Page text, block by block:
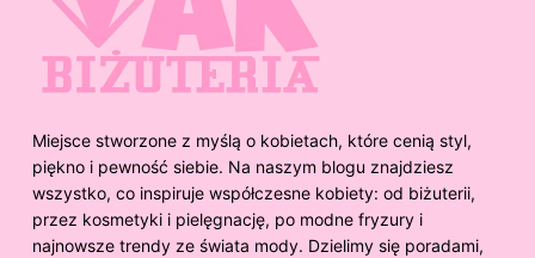
Miejsce stworzone z myślą o kobietach, które cenią styl,
piękno i pewność siebie. Na naszym blogu znajdziesz
wszystko, co inspiruje współczesne kobiety: od biżuterii,
przez kosmetyki i pielęgnację, po modne fryzury i
najnowsze trendy ze świata mody. Dzielimy się poradami,